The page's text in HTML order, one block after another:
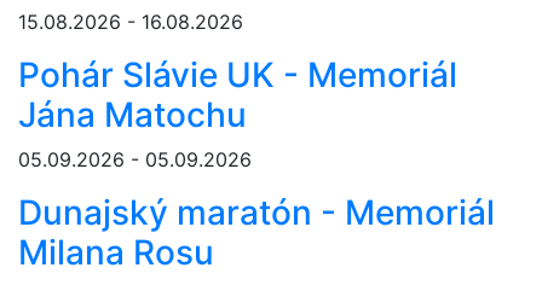
15.08.2026 - 16.08.2026
Pohár Slávie UK - Memoriál
Jána Matochu
05.09.2026 - 05.09.2026
Dunajský maratón - Memoriál
Milana Rosu